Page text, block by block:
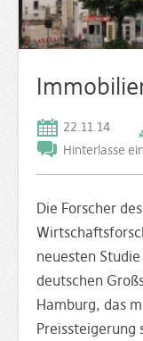
22.11.14
Hinterlasse
Die Forscher
neuesten
deutschen
Hamburg, das